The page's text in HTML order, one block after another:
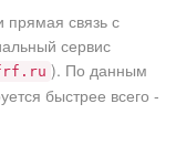
прямая связь с
сервис
). По данным
быстрее всего -